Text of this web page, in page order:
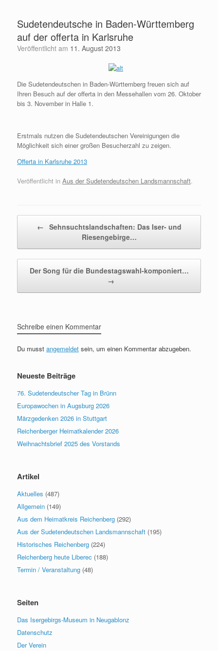
springenSudetendeutsche in Baden-Württemberg
auf der offerta in Karlsruhe
Veröffentlicht am 11. August 2013
Die Sudetendeutschen in Baden-Württemberg freuen sich auf
Ihren Besuch auf der offerta in den Messehallen vom 26. Oktober
bis 3. November in Halle 1.
Erstmals nutzen die Sudetendeutschen Vereinigungen die
Möglichkeit sich einer großen Besucherzahl zu zeigen.
Offerta in Karlsruhe 2013
Veröffentlicht in Aus der Sudetendeutschen Landsmannschaft.
← Sehnsuchtslandschaften: Das Iser- und
Riesengebirge…
Der Song für die Bundestagswahl-komponiert…
→
Schreibe einen Kommentar
Du musst angemeldet sein, um einen Kommentar abzugeben.
Neueste Beiträge
76. Sudetendeutscher Tag in Brünn
Europawochen in Augsburg 2026
Märzgedenken 2026 in Stuttgart
Reichenberger Heimatkalender 2026
Weihnachtsbrief 2025 des Vorstands
Artikel
Aktuelles (487)
Allgemein (149)
Aus dem Heimatkreis Reichenberg (292)
Aus der Sudetendeutschen Landsmannschaft (195)
Historisches Reichenberg (224)
Reichenberg heute Liberec (188)
Termin / Veranstaltung (48)
Seiten
Das Isergebirgs-Museum in Neugablonz
Datenschutz
Der Verein